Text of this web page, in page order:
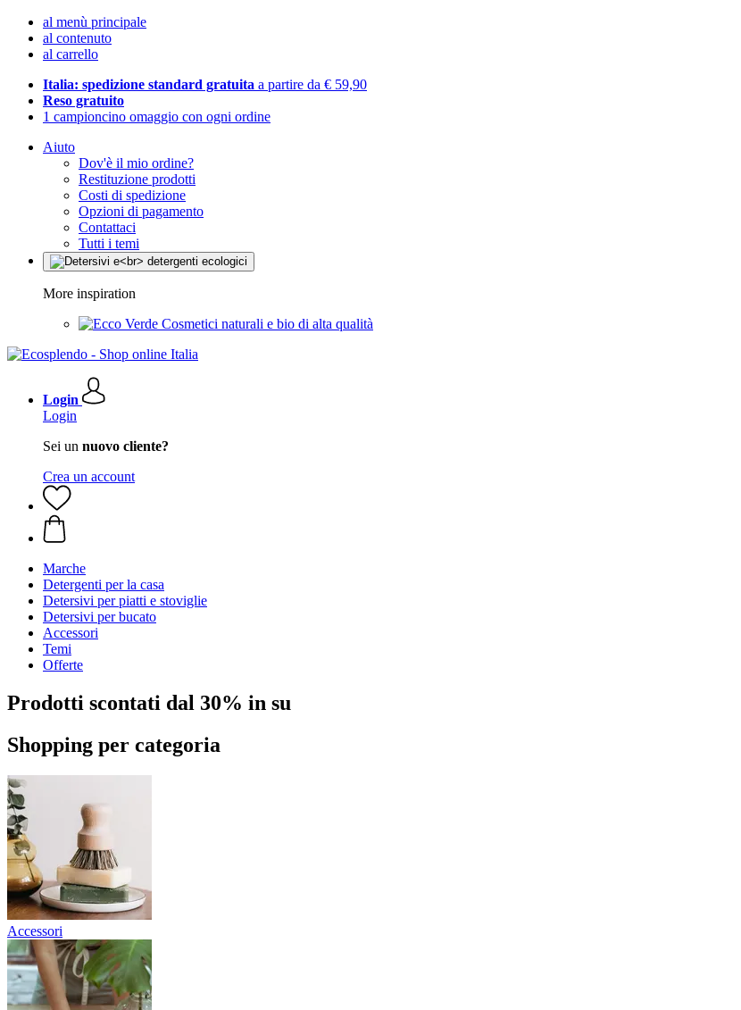
al menù principale
al contenuto
al carrello
Italia: spedizione standard gratuita a partire da € 59,90
Reso gratuito
1 campioncino omaggio con ogni ordine
Aiuto
Dov'è il mio ordine?
Restituzione prodotti
Costi di spedizione
Opzioni di pagamento
Contattaci
Tutti i temi
More inspiration
Cosmetici naturali e bio di alta qualità
Login
Login
Sei un nuovo cliente?
Crea un account
Marche
Detergenti per la casa
Detersivi per piatti e stoviglie
Detersivi per bucato
Accessori
Temi
Offerte
Prodotti scontati dal 30% in su
Shopping per categoria
Accessori